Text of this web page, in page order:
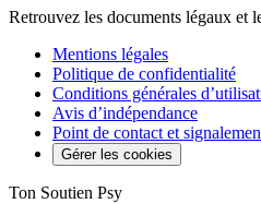
Retrouvez les documents légaux et
Mentions légales
Politique de confidentialité
Conditions générales
Avis d’indépendance
Point de contact et
Gérer les cookies
Ton Soutien Psy